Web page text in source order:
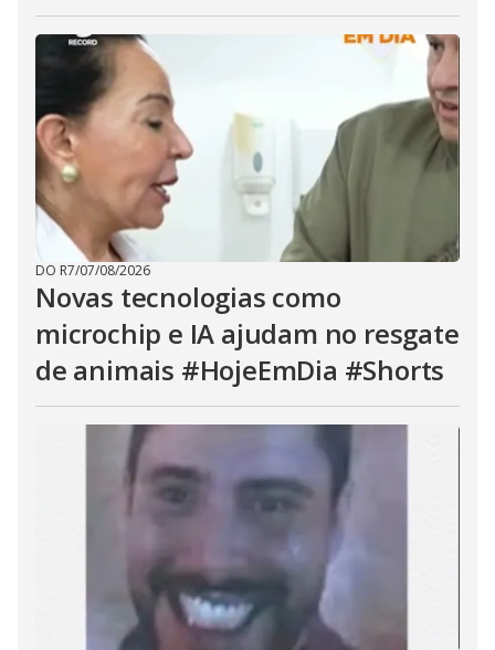
DO R7/07/08/2026
Novas tecnologias como
microchip e IA ajudam no resgate
de animais #HojeEmDia #Shorts